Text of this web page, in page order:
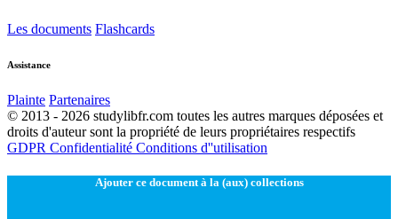
Les documents Flashcards
Assistance
Plainte Partenaires
© 2013 - 2026 studylibfr.com toutes les autres marques déposées et
droits d'auteur sont la propriété de leurs propriétaires respectifs
GDPR Confidentialité Conditions d''utilisation
Ajouter ce document à la (aux) collections